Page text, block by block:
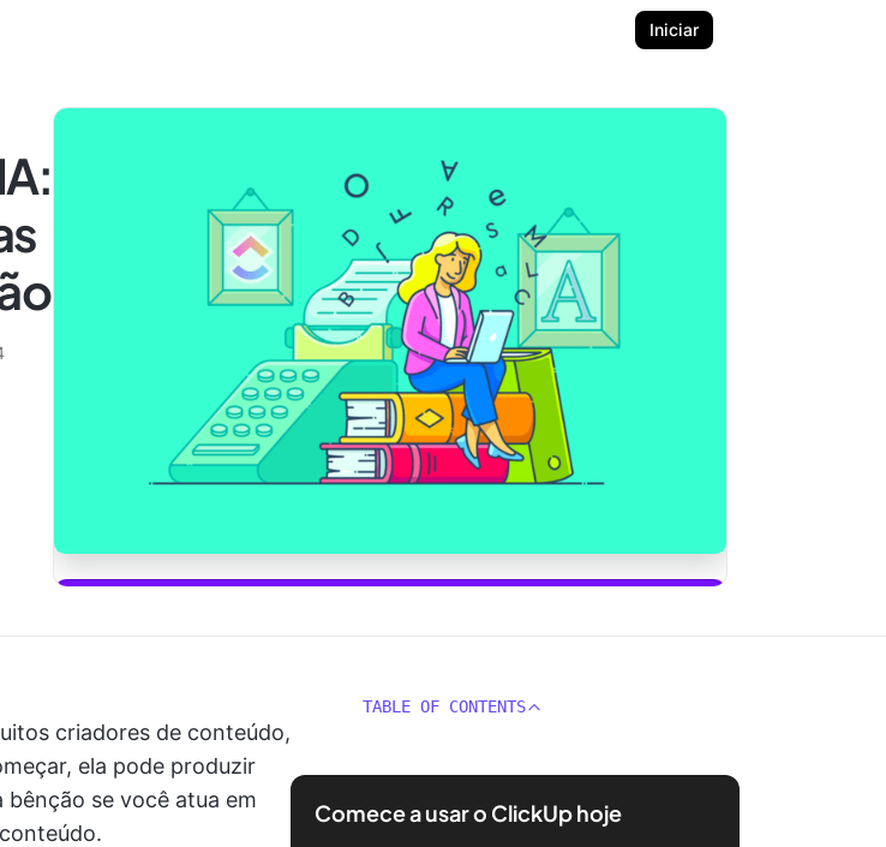
Iniciar
criadores de conteúdo,
ela pode produzir
se você atua em
TABLE OF CONTENTS
Comece a usar o ClickUp hoje